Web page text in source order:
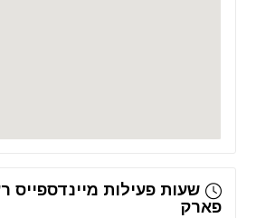
שעות פעילות מיינדספייס
פארק